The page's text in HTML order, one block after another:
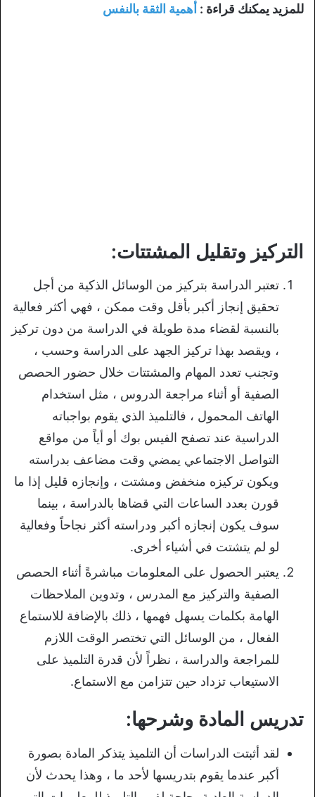
للمزيد يمكنك قراءة : أهمية الثقة بالنفس
التركيز وتقليل المشتتات:
تعتبر الدراسة بتركيز من الوسائل الذكية من أجل
تحقيق إنجاز أكبر بأقل وقت ممكن ، فهي أكثر فعالية
بالنسبة لقضاء مدة طويلة في الدراسة من دون تركيز
، ويقصد بهذا تركيز الجهد على الدراسة وحسب ،
وتجنب تعدد المهام والمشتتات خلال حضور الحصص
الصفية أو أثناء مراجعة الدروس ، مثل استخدام
الهاتف المحمول ، فالتلميذ الذي يقوم بواجباته
الدراسية عند تصفح الفيس بوك أو أياً من مواقع
التواصل الاجتماعي يمضي وقت مضاعف بدراسته
ويكون تركيزه منخفض ومشتت ، وإنجازه قليل إذا ما
قورن بعدد الساعات التي قضاها بالدراسة ، بينما
سوف يكون إنجازه أكبر ودراسته أكثر نجاحاً وفعالية
لو لم يتشتت في أشياء أخرى.
يعتبر الحصول على المعلومات مباشرةً أثناء الحصص
الصفية والتركيز مع المدرس ، وتدوين الملاحظات
الهامة بكلمات يسهل فهمها ، ذلك بالإضافة للاستماع
الفعال ، من الوسائل التي تختصر الوقت اللازم
للمراجعة والدراسة ، نظراً لأن قدرة التلميذ على
الاستيعاب تزداد حين تتزامن مع الاستماع.
تدريس المادة وشرحها:
لقد أثبتت الدراسات أن التلميذ يتذكر المادة بصورة
أكبر عندما يقوم بتدريسها لأحد ما ، وهذا يحدث لأن